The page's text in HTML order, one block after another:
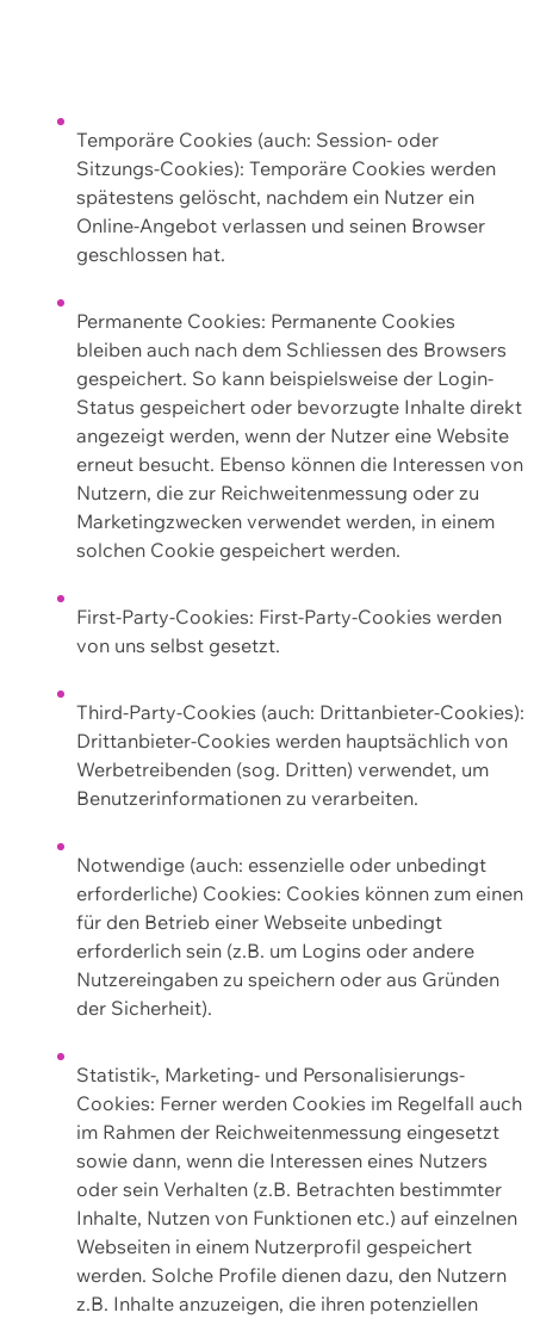
Temporäre Cookies (auch: Session- oder
Sitzungs-Cookies): Temporäre Cookies werden
spätestens gelöscht, nachdem ein Nutzer ein
Online-Angebot verlassen und seinen Browser
geschlossen hat.
Permanente Cookies: Permanente Cookies
bleiben auch nach dem Schliessen des Browsers
gespeichert. So kann beispielsweise der Login-
Status gespeichert oder bevorzugte Inhalte direkt
angezeigt werden, wenn der Nutzer eine Website
erneut besucht. Ebenso können die Interessen von
Nutzern, die zur Reichweitenmessung oder zu
Marketingzwecken verwendet werden, in einem
solchen Cookie gespeichert werden.
First-Party-Cookies: First-Party-Cookies werden
von uns selbst gesetzt.
Third-Party-Cookies (auch: Drittanbieter-Cookies):
Drittanbieter-Cookies werden hauptsächlich von
Werbetreibenden (sog. Dritten) verwendet, um
Benutzerinformationen zu verarbeiten.
Notwendige (auch: essenzielle oder unbedingt
erforderliche) Cookies: Cookies können zum einen
für den Betrieb einer Webseite unbedingt
erforderlich sein (z.B. um Logins oder andere
Nutzereingaben zu speichern oder aus Gründen
der Sicherheit).
Statistik-, Marketing- und Personalisierungs-
Cookies: Ferner werden Cookies im Regelfall auch
im Rahmen der Reichweitenmessung eingesetzt
sowie dann, wenn die Interessen eines Nutzers
oder sein Verhalten (z.B. Betrachten bestimmter
Inhalte, Nutzen von Funktionen etc.) auf einzelnen
Webseiten in einem Nutzerprofil gespeichert
werden. Solche Profile dienen dazu, den Nutzern
z.B. Inhalte anzuzeigen, die ihren potenziellen